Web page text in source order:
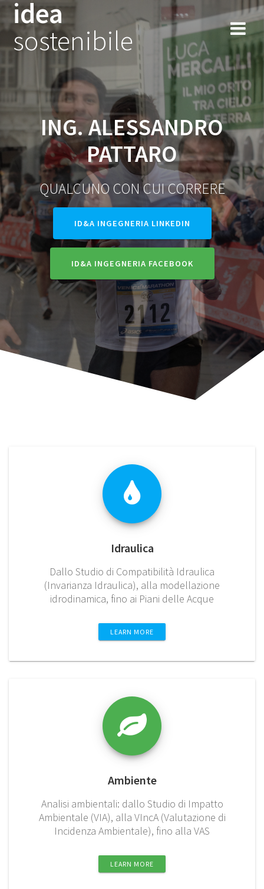
al
contenuto
idea
sostenibile
ING. ALESSANDRO
PATTARO
QUALCUNO CON CUI CORRERE
ID&A INGEGNERIA LINKEDIN
ID&A INGEGNERIA FACEBOOK
Idraulica
Dallo Studio di Compatibilità Idraulica
(Invarianza Idraulica), alla modellazione
idrodinamica, fino ai Piani delle Acque
LEARN MORE
Ambiente
Analisi ambientali: dallo Studio di Impatto
Ambientale (VIA), alla VIncA (Valutazione di
Incidenza Ambientale), fino alla VAS
LEARN MORE